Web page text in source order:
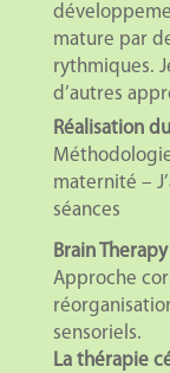
mature par
rythmiques.
d’autres
Réalisation
maternité –
séances
Brain
Approche
sensoriels.
La thérapie